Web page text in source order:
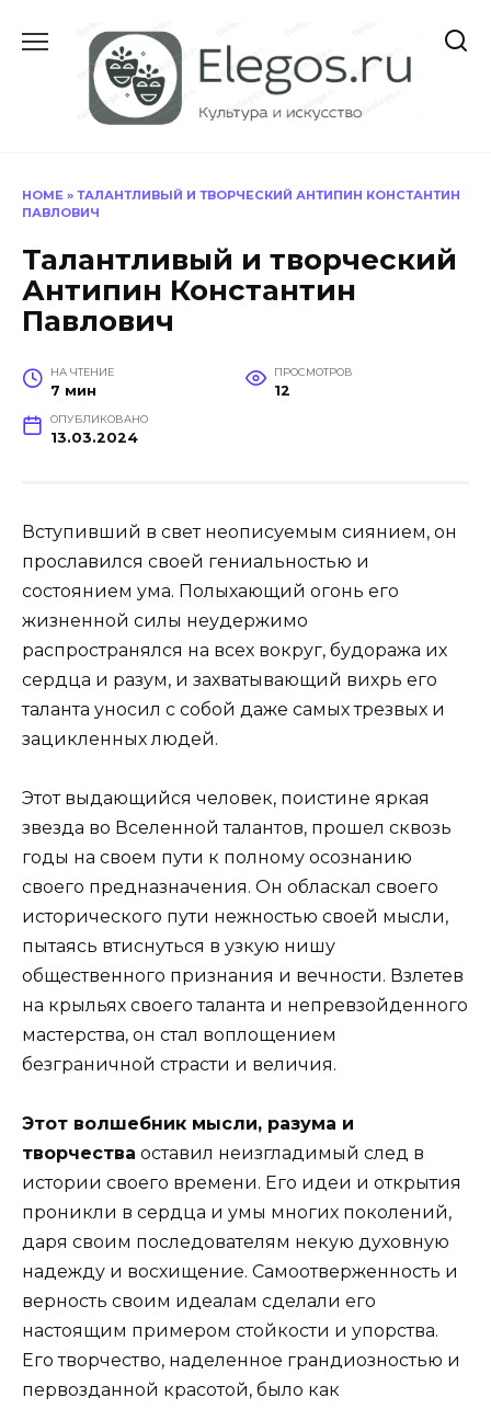
содержанию
HOME » ТАЛАНТЛИВЫЙ И ТВОРЧЕСКИЙ АНТИПИН КОНСТАНТИН
ПАВЛОВИЧ
Талантливый и творческий
Антипин Константин
Павлович
НА ЧТЕНИЕ
7 мин
ПРОСМОТРОВ
12
ОПУБЛИКОВАНО
13.03.2024
Вступивший в свет неописуемым сиянием, он
прославился своей гениальностью и
состоянием ума. Полыхающий огонь его
жизненной силы неудержимо
распространялся на всех вокруг, будоража их
сердца и разум, и захватывающий вихрь его
таланта уносил с собой даже самых трезвых и
зацикленных людей.
Этот выдающийся человек, поистине яркая
звезда во Вселенной талантов, прошел сквозь
годы на своем пути к полному осознанию
своего предназначения. Он обласкал своего
исторического пути нежностью своей мысли,
пытаясь втиснуться в узкую нишу
общественного признания и вечности. Взлетев
на крыльях своего таланта и непревзойденного
мастерства, он стал воплощением
безграничной страсти и величия.
Этот волшебник мысли, разума и
творчества оставил неизгладимый след в
истории своего времени. Его идеи и открытия
проникли в сердца и умы многих поколений,
даря своим последователям некую духовную
надежду и восхищение. Самоотверженность и
верность своим идеалам сделали его
настоящим примером стойкости и упорства.
Его творчество, наделенное грандиозностью и
первозданной красотой, было как